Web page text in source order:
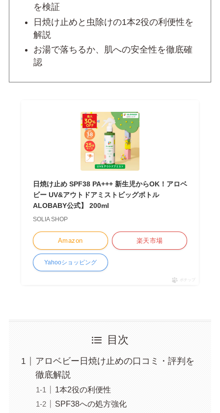
を検証
日焼け止めと虫除けの1本2役の利便性を
解説
お湯で落ちるか、肌への安全性を徹底確
認
日焼け止め SPF38 PA+++ 新生児からOK！アロベ
ビー UV&アウトドアミストビッグボトル
ALOBABY公式】 200ml
SOLIA SHOP
Amazon 楽天市場
Yahooショッピング
ポチップ
目次
アロベビー日焼け止めの口コミ・評判を
徹底解説
1本2役の利便性
SPF38への処方強化